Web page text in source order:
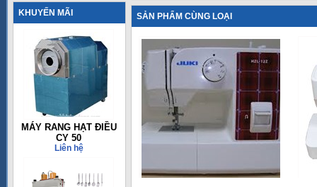
KHUYẾN MÃI
MÁY RANG HẠT ĐIỀU
CY 50
Liên hệ
SẢN PHẨM CÙNG LOẠI